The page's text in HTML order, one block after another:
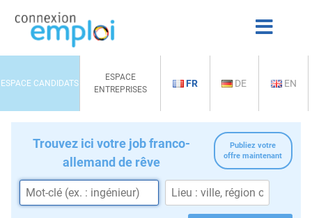
ESPACE CANDIDATS
ESPACE
ENTREPRISES
FR DE EN
Publiez votre
offre maintenant
Trouvez ici votre job franco-
allemand de rêve